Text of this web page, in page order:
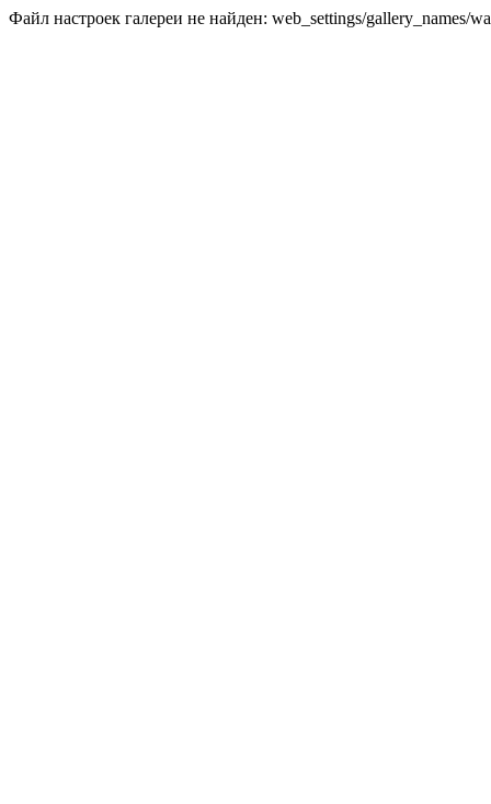
Файл настроек галереи не найден: web_settings/gallery_names/